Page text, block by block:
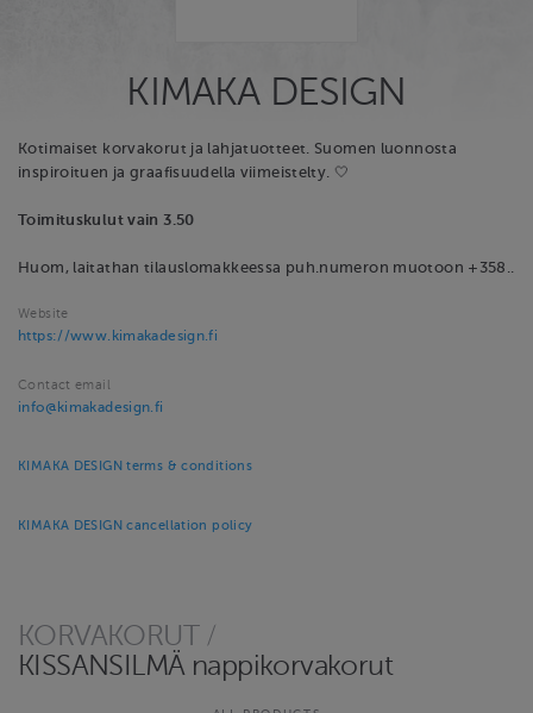
KIMAKA DESIGN
Kotimaiset korvakorut ja lahjatuotteet. Suomen luonnosta
inspiroituen ja graafisuudella viimeistelty. 🤍
Toimituskulut vain 3.50
Huom, laitathan tilauslomakkeessa puh.numeron muotoon +358..
Website
https://www.kimakadesign.fi
Contact email
info@kimakadesign.fi
KIMAKA DESIGN terms & conditions
KIMAKA DESIGN cancellation policy
KORVAKORUT/
KISSANSILMÄ nappikorvakorut